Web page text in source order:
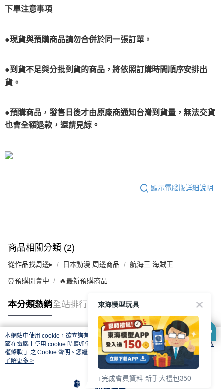
下單注意事項
●現貨與預購商品請勿合併於同一張訂單。
●到貨不足與分批到貨的商品，將依照訂購時間順序安排出
貨。
●預購商品，發售日後才由原廠商通知台灣到貨量，無法交貨
也會全額退款，還請見諒。
顯示電腦版詳細說明
商品相關分類 (2)
從作品找周邊▸ 日本動漫 周邊商品 航海王 海賊王
⏰預購開賣中 🔥最新預購商品
本分類熱銷全站排行
熱門標籤
本網站中使用 cookie，欲查詢有關本網站使用 cookie 方式之詳情，及若您不希
望在電腦上使用 cookie 時應如何變更電腦的 cookie 設定，請參閱本網站「
隱私
權條款 」之 Cookie 聲明。您繼續使用本網站即表示您同意本公司得按本網站使
用條款之 Cookie 聲明使用 cookie。
了解更多 >
東海模型玩具
+完成會員資料 新手大禮包350